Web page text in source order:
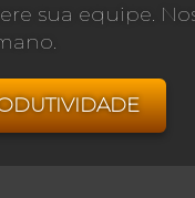
sua equipe.